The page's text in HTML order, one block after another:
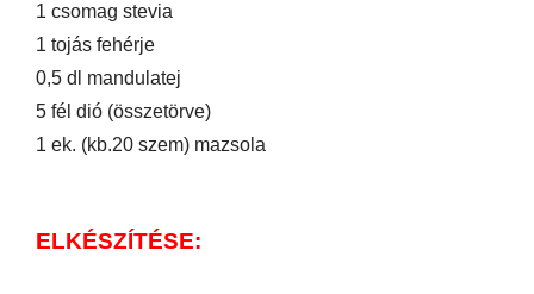
1 csomag stevia
1 tojás fehérje
0,5 dl mandulatej
5 fél dió (összetörve)
1 ek. (kb.20 szem) mazsola
ELKÉSZÍTÉSE: